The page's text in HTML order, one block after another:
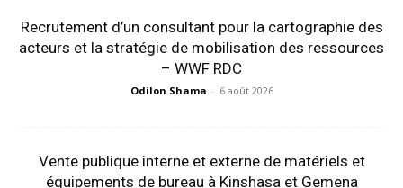
Recrutement d’un consultant pour la cartographie des
acteurs et la stratégie de mobilisation des ressources
– WWF RDC
Odilon Shama - 6 août 2026
Vente publique interne et externe de matériels et
équipements de bureau à Kinshasa et Gemena